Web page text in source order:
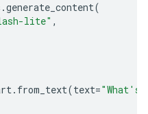
.generate_content(
lite" ,
. from_text(text="What's